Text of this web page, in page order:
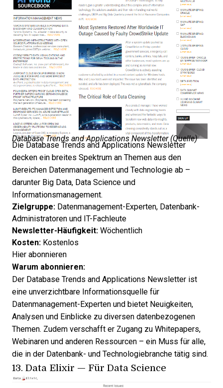
Database Trends and Applications Newsletter (Quelle)
Die Database Trends and Applications Newsletter
decken ein breites Spektrum an Themen aus den
Bereichen Datenmanagement und Technologie ab –
darunter Big Data, Data Science und
Informationsmanagement.
Zielgruppe: Datenmanagement-Experten, Datenbank-
Administratoren und IT-Fachleute
Newsletter-Häufigkeit: Wöchentlich
Kosten: Kostenlos
Hier abonnieren
Warum abonnieren:
Der Database Trends and Applications Newsletter ist
eine unverzichtbare Informationsquelle für
Datenmanagement-Experten und bietet Neuigkeiten,
Analysen und Einblicke zu diversen datenbezogenen
Themen. Zudem verschafft er Zugang zu Whitepapers,
Webinaren und anderen Ressourcen – ein Muss für alle,
die in der Datenbank- und Technologiebranche tätig sind.
13. Data Elixir — Für Data Science